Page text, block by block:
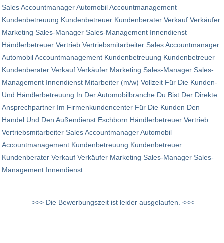
Sales Accountmanager Automobil Accountmanagement
Kundenbetreuung Kundenbetreuer Kundenberater Verkauf Verkäufer
Marketing Sales-Manager Sales-Management Innendienst
Händlerbetreuer Vertrieb Vertriebsmitarbeiter Sales Accountmanager
Automobil Accountmanagement Kundenbetreuung Kundenbetreuer
Kundenberater Verkauf Verkäufer Marketing Sales-Manager Sales-
Management Innendienst Mitarbeiter (m/w) Vollzeit Für Die Kunden-
Und Händlerbetreuung In Der Automobilbranche Du Bist Der Direkte
Ansprechpartner Im Firmenkundencenter Für Die Kunden Den
Handel Und Den Außendienst Eschborn Händlerbetreuer Vertrieb
Vertriebsmitarbeiter Sales Accountmanager Automobil
Accountmanagement Kundenbetreuung Kundenbetreuer
Kundenberater Verkauf Verkäufer Marketing Sales-Manager Sales-
Management Innendienst
>>> Die Bewerbungszeit ist leider ausgelaufen. <<<